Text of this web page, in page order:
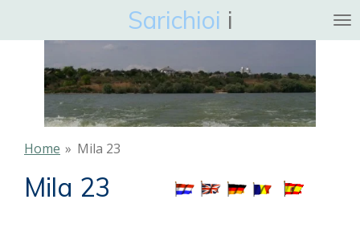
hoofdinhoud
Sarichioi i
Home » Mila 23
Mila 23